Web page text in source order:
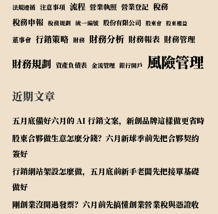
法規遵循 注意事項 流程 營業執照 營業登記 稅務
稅務申報 稅務規劃 統一編號 股份有限公司 股東會 股東權益
董事會 行銷策略 財務 財務分析 財務報表 財務管理
財務規劃 資產負債表 金流管理 銀行開戶 風險管理
近期文章
五月底備好六月的 AI 行銷文案，新創品牌這樣做更省時
股東合夥做生意怎麼分錢？六月新球季前先把合夥契約
簽好
行銷網站架設怎麼做，五月底前新手老闆先把接單基礎
做好
剛創業沒開過發票？六月前先搞懂創業營業稅與憑證收